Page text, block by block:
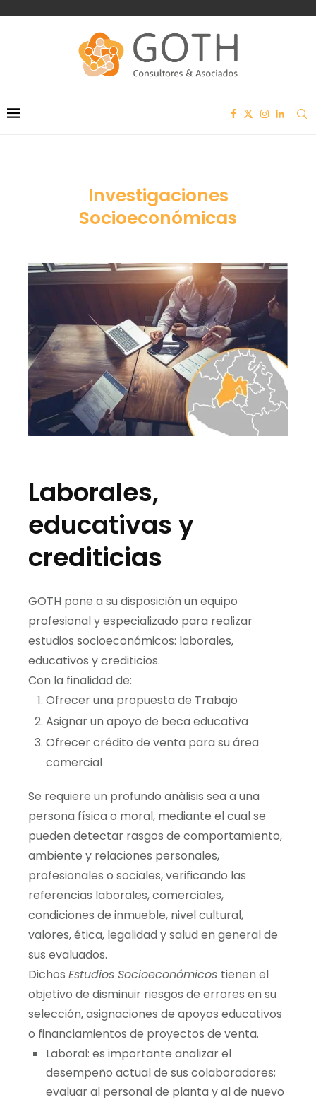
Investigaciones
Socioeconómicas
Laborales,
educativas y
crediticias
GOTH pone a su disposición un equipo
profesional y especializado para realizar
estudios socioeconómicos: laborales,
educativos y crediticios.
Con la finalidad de:
Ofrecer una propuesta de Trabajo
Asignar un apoyo de beca educativa
Ofrecer crédito de venta para su área
comercial
Se requiere un profundo análisis sea a una
persona física o moral, mediante el cual se
pueden detectar rasgos de comportamiento,
ambiente y relaciones personales,
profesionales o sociales, verificando las
referencias laborales, comerciales,
condiciones de inmueble, nivel cultural,
valores, ética, legalidad y salud en general de
sus evaluados.
Dichos Estudios Socioeconómicos tienen el
objetivo de disminuir riesgos de errores en su
selección, asignaciones de apoyos educativos
o financiamientos de proyectos de venta.
Laboral: es importante analizar el
desempeño actual de sus colaboradores;
evaluar al personal de planta y al de nuevo